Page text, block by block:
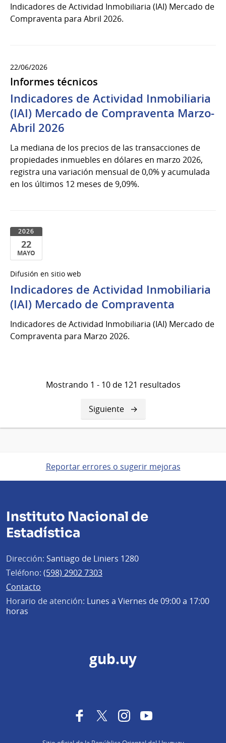
Indicadores de Actividad Inmobiliaria (IAI) Mercado de
Compraventa para Abril 2026.
22/06/2026
Informes técnicos
Indicadores de Actividad Inmobiliaria
(IAI) Mercado de Compraventa Marzo-
Abril 2026
La mediana de los precios de las transacciones de
propiedades inmuebles en dólares en marzo 2026,
registra una variación mensual de 0,0% y acumulada
en los últimos 12 meses de 9,09%.
2026
22
MAYO
de
Mayo
del
Difusión en sitio web
Indicadores de Actividad Inmobiliaria
(IAI) Mercado de Compraventa
Indicadores de Actividad Inmobiliaria (IAI) Mercado de
Compraventa para Marzo 2026.
Mostrando 1 - 10 de 121 resultados
Siguiente
página
Siguiente
Reportar errores o sugerir mejoras
Instituto Nacional de
Estadística
Dirección: Santiago de Liniers 1280
Teléfono: (598) 2902 7303
Contacto
Horario de atención: Lunes a Viernes de 09:00 a 17:00
horas
gub.uy
FacebookTwitterInstagramYouTube